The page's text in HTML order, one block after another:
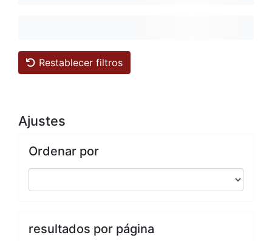
Restablecer filtros
Ajustes
Ordenar por
resultados por página